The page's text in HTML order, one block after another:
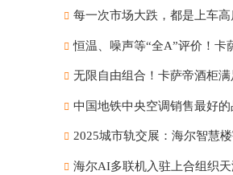
每一次市场大跌，都是上车高
恒温、噪声等“全A”评价！卡
无限自由组合！卡萨帝酒柜满
中国地铁中央空调销售最好的
2025城市轨交展：海尔智慧
海尔AI多联机入驻上合组织